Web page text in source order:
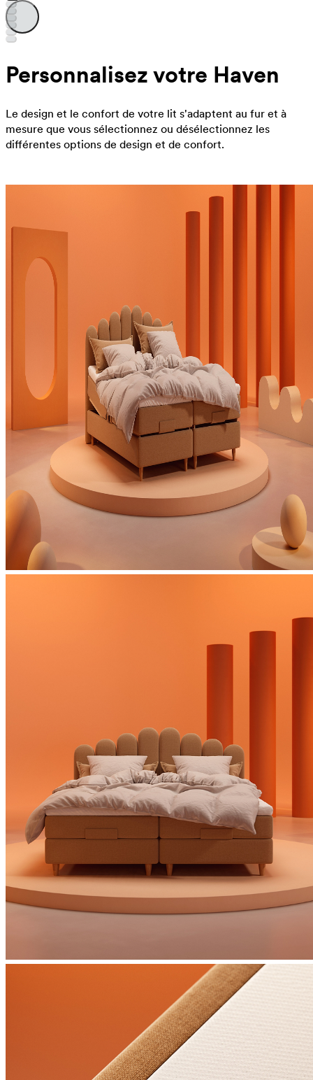
Personnalisez votre Haven
Le design et le confort de votre lit s'adaptent au fur et à
mesure que vous sélectionnez ou désélectionnez les
différentes options de design et de confort.